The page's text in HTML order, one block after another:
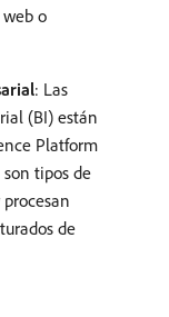
o
: Las
(BI) están
Platform
tipos de
de